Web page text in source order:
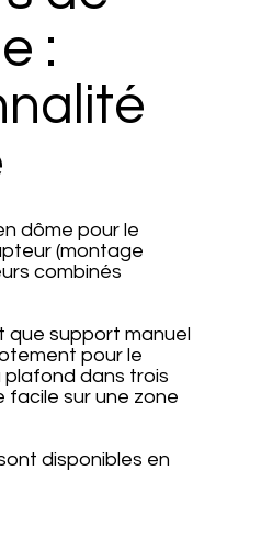
:
dôme pour le
(montage
combinés
que support manuel
pour le
plafond dans trois
facile sur une zone
disponibles en